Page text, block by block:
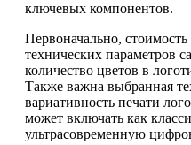
ключевых компонентов.
Первоначально, стоимость
технических параметров
количество цветов в
Также важна выбранная
вариативность печати
может включать как
ультрасовременную